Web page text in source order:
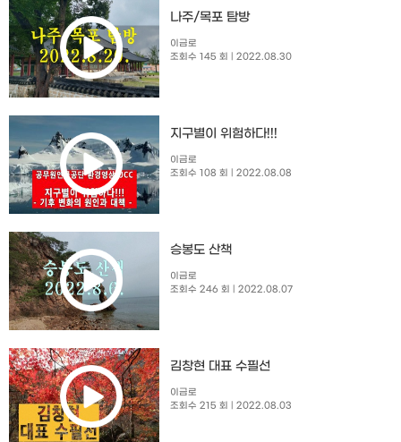
나주/목포 탐방
이금로
조회수 145 회
| 2022.08.30
지구별이 위험하다!!!
이금로
조회수 108 회
| 2022.08.08
승봉도 산책
이금로
조회수 246 회
| 2022.08.07
김창현 대표 수필선
이금로
조회수 215 회
| 2022.08.03